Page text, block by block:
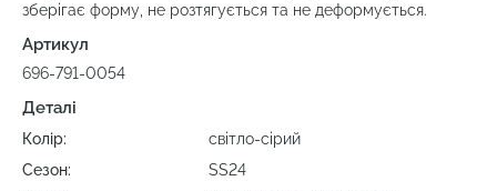
зберігає форму, не розтягується та не деформується.
Артикул
696-791-0054
Деталі
Колір:
світло-сірий
Сезон:
SS24